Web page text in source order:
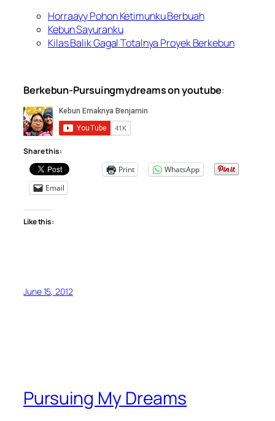
Horraayy Pohon Ketimunku Berbuah
Kebun Sayuranku
Kilas Balik Gagal Totalnya Proyek Berkebun
Berkebun-Pursuingmydreams on youtube:
Share this:
Print
WhatsApp
Email
Like this:
June 15, 2012
Pursuing My Dreams